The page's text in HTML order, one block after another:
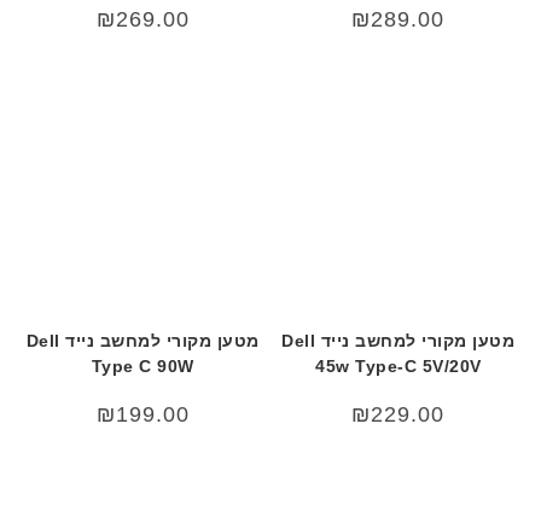
₪289.00
₪269.00
מטען מקורי למחשב נייד Dell
45w Type-C 5V/20V
₪229.00
מטען מקורי למחשב נייד Dell
Type C 90W
₪199.00